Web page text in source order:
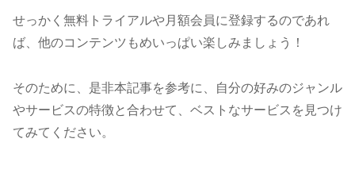
せっかく無料トライアルや月額会員に登録するのであれ
ば、他のコンテンツもめいっぱい楽しみましょう！
そのために、是非本記事を参考に、自分の好みのジャンル
やサービスの特徴と合わせて、ベストなサービスを見つけ
てみてください。